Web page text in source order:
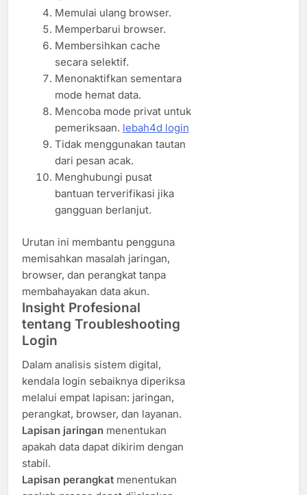
Memulai ulang browser.
Memperbarui browser.
Membersihkan cache
secara selektif.
Menonaktifkan sementara
mode hemat data.
Mencoba mode privat untuk
pemeriksaan. lebah4d login
Tidak menggunakan tautan
dari pesan acak.
Menghubungi pusat
bantuan terverifikasi jika
gangguan berlanjut.
Urutan ini membantu pengguna
memisahkan masalah jaringan,
browser, dan perangkat tanpa
membahayakan data akun.
Insight Profesional
tentang Troubleshooting
Login
Dalam analisis sistem digital,
kendala login sebaiknya diperiksa
melalui empat lapisan: jaringan,
perangkat, browser, dan layanan.
Lapisan jaringan menentukan
apakah data dapat dikirim dengan
stabil.
Lapisan perangkat menentukan